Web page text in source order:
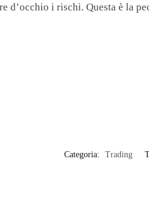
d’occhio i rischi. Questa è la
Categoria: Trading